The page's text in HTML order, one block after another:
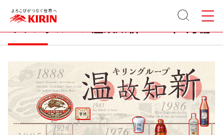
サイト
内検索
メニュ
ー
キリングループ温故知新 2023年7月編